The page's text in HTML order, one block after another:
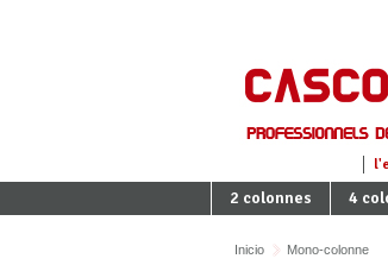
2 colonnes 4
Inicio Mono-colonne